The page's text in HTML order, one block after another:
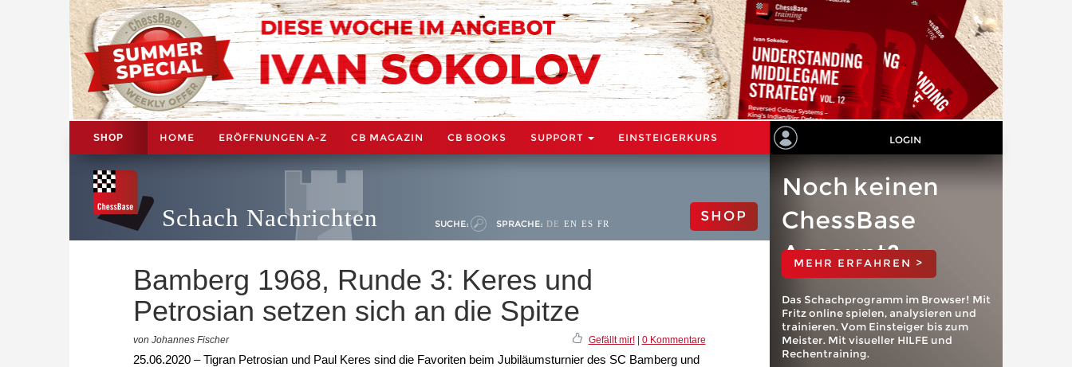
SHOP HOME ERÖFFNUNGEN A-Z CB MAGAZIN CB BOOKS SUPPORT EINSTEIGERKURS LOGIN
Schach Nachrichten SUCHE: SPRACHE: DE EN ES FR SHOP
Bamberg 1968, Runde 3: Keres und
Petrosian setzen sich an die Spitze
von Johannes Fischer Gefällt mir!| 0 Kommentare
25.06.2020 – Tigran Petrosian und Paul Keres sind die Favoriten beim Jubiläumsturnier des SC Bamberg und
Noch keinen
ChessBase
Account?
MEHR ERFAHREN >
Das Schachprogramm im Browser! Mit
Fritz online spielen, analysieren und
trainieren. Vom Einsteiger bis zum
Meister. Mit visueller HILFE und
Rechentraining.